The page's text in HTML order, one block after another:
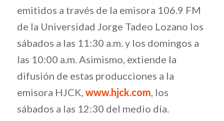
emitidos a través de la emisora 106.9 FM
de la Universidad Jorge Tadeo Lozano los
sábados a las 11:30 a.m. y los domingos a
las 10:00 a.m. Asimismo, extiende la
difusión de estas producciones a la
emisora HJCK, www.hjck.com, los
sábados a las 12:30 del medio día.